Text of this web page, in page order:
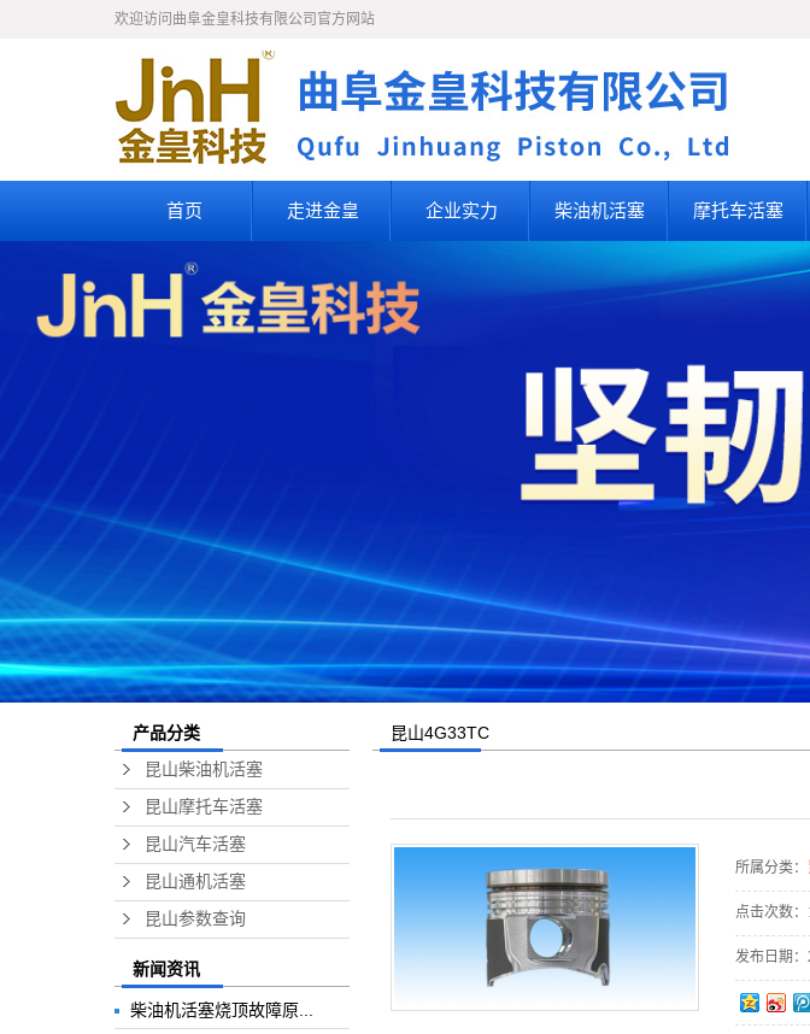
欢迎访问曲阜金皇科技有限公司官方网站
首页
走进金皇
公司简介
企业文化
知识产权
企业实力 柴油机活塞 摩托车活塞
产品分类
昆山柴油机活塞
昆山摩托车活塞
昆山汽车活塞
昆山通机活塞
昆山参数查询
新闻资讯
柴油机活塞烧顶故障原...
昆山4G33TC
所属分类：
点击次数：
发布日期：